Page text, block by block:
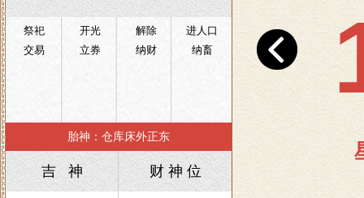
祭祀 开光 解除
进人口
交易
立券 纳财 纳畜
胎神：仓库床外正东
吉 神 财 神 位